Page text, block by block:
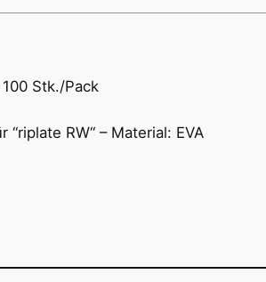
100 Stk./Pack
“riplate RW“ – Material: EVA